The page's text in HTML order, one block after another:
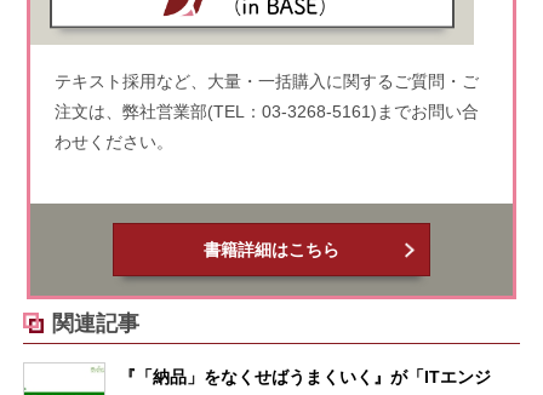
テキスト採用など、大量・一括購入に関するご質問・ご
注文は、弊社営業部(TEL：03-3268-5161)までお問い合
わせください。
書籍詳細はこちら
関連記事
『「納品」をなくせばうまくいく』が「ITエンジ